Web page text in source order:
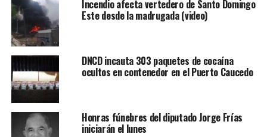
Incendio afecta vertedero de Santo Domingo
Este desde la madrugada (video)
DNCD incauta 303 paquetes de cocaína
ocultos en contenedor en el Puerto Caucedo
Honras fúnebres del diputado Jorge Frías
iniciarán el lunes